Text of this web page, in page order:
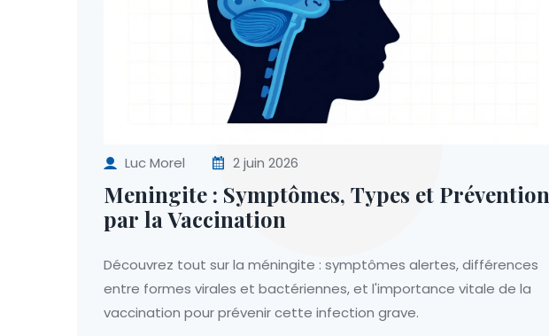
Luc Morel 2 juin 2026
Meningite : Symptômes, Types et Prévention
par la Vaccination
Découvrez tout sur la méningite : symptômes alertes, différences
entre formes virales et bactériennes, et l'importance vitale de la
vaccination pour prévenir cette infection grave.